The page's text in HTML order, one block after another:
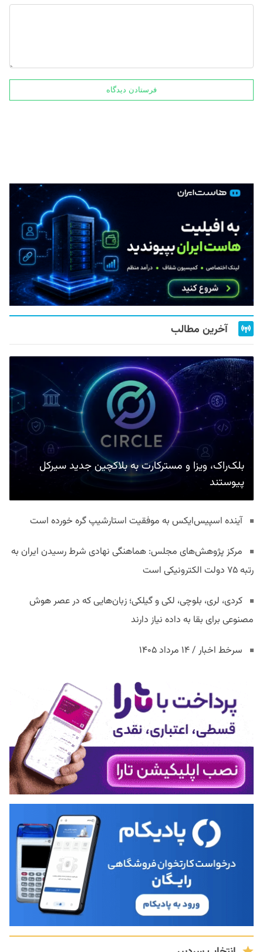
آخرین مطالب
بلک‌راک، ویزا و مسترکارت به بلاکچین جدید سیرکل
پیوستند
آینده اسپیس‌ایکس به موفقیت استارشیپ گره خورده است
مرکز پژوهش‌های مجلس: هماهنگی نهادی شرط رسیدن ایران به
رتبه ۷۵ دولت الکترونیکی است
کردی، لری، بلوچی، لکی و گیلکی؛ زبان‌هایی که در عصر هوش
مصنوعی برای بقا به داده نیاز دارند
سرخط اخبار / ۱۴ مرداد ۱۴۰۵